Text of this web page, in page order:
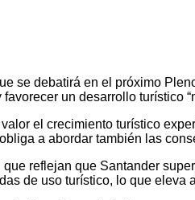
se debatirá en el próximo
un desarrollo turístico
el crecimiento turístico
a abordar también las
reflejan que Santander
de uso turístico, lo que eleva